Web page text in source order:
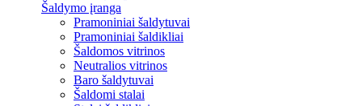
Šaldymo įranga
Pramoniniai šaldytuvai
Pramoniniai šaldikliai
Šaldomos vitrinos
Neutralios vitrinos
Baro šaldytuvai
Šaldomi stalai